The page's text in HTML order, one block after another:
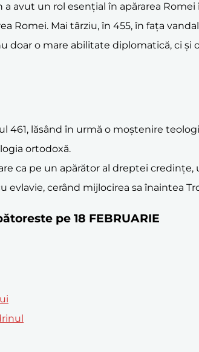
avut un rol esențial în apărarea
Romei. Mai târziu, în 455, în fața
doar o mare abilitate diplomatică, ci
461, lăsând în urmă o moștenire
ortodoxă.
ca pe un apărător al dreptei
evlavie, cerând mijlocirea sa înaintea
pe 18 FEBRUARIE